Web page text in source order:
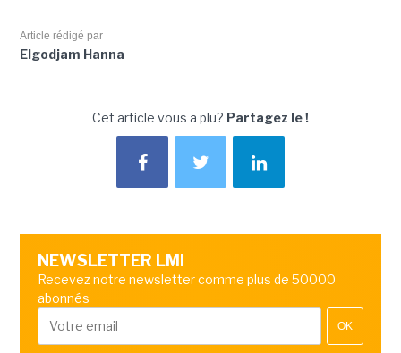
Article rédigé par
Elgodjam Hanna
Cet article vous a plu? Partagez le !
NEWSLETTER LMI
Recevez notre newsletter comme plus de 50000
abonnés
OK